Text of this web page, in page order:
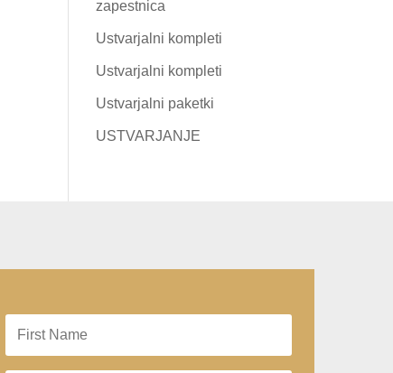
zapestnica
Ustvarjalni kompleti
Ustvarjalni kompleti
Ustvarjalni paketki
USTVARJANJE